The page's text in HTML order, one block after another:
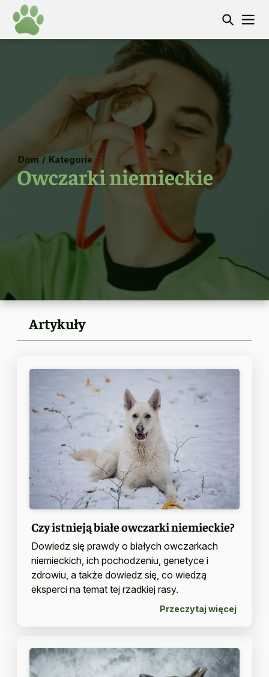
Dom / Kategorie
Owczarki niemieckie
Artykuły
Czy istnieją białe owczarki niemieckie?
Dowiedz się prawdy o białych owczarkach
niemieckich, ich pochodzeniu, genetyce i
zdrowiu, a także dowiedz się, co wiedzą
eksperci na temat tej rzadkiej rasy.
Przeczytaj więcej